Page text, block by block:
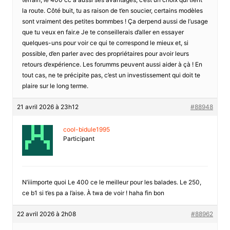
la route. Côté buit, tu as raison de t’en soucier, certains modèles
sont vraiment des petites bommbes ! Ça derpend aussi de l’usage
que tu veux en fair.e Je te conseillerais d’aller en essayer
quelques-uns pour voir ce qui te correspond le mieux et, si
possible, d’en parler avec des propriétaires pour avoir leurs
retours d’expérience. Les forumms peuvent aussi aider à çà ! En
tout cas, ne te précipite pas, c’est un investissement qui doit te
plaire sur le long terme.
21 avril 2026 à 23h12 #88948
cool-bidule1995
Participant
N’iiimporte quoi Le 400 ce le meilleur pour les balades. Le 250,
ce b1 si t’es pa a l’aise. À twa de voir ! haha fin bon
22 avril 2026 à 2h08 #88962